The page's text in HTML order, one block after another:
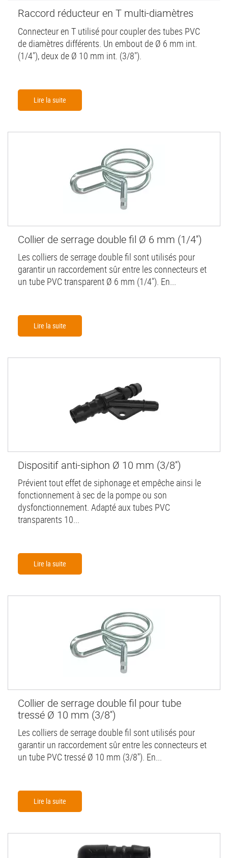
Raccord réducteur en T multi-diamètres
Connecteur en T utilisé pour coupler des tubes PVC
de diamètres différents. Un embout de Ø 6 mm int.
(1/4"), deux de Ø 10 mm int. (3/8").
Lire la suite
Collier de serrage double fil Ø 6 mm (1/4'')
Les colliers de serrage double fil sont utilisés pour
garantir un raccordement sûr entre les connecteurs et
un tube PVC transparent Ø 6 mm (1/4"). En...
Lire la suite
Dispositif anti-siphon Ø 10 mm (3/8'')
Prévient tout effet de siphonage et empêche ainsi le
fonctionnement à sec de la pompe ou son
dysfonctionnement. Adapté aux tubes PVC
transparents 10...
Lire la suite
Collier de serrage double fil pour tube
tressé Ø 10 mm (3/8'')
Les colliers de serrage double fil sont utilisés pour
garantir un raccordement sûr entre les connecteurs et
un tube PVC tressé Ø 10 mm (3/8''). En...
Lire la suite